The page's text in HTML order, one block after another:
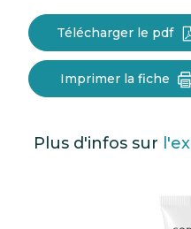
Télécharger le pdf
Imprimer la fiche
Plus d'infos sur